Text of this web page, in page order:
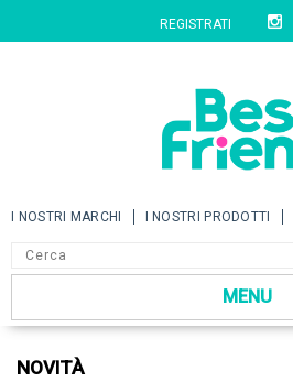
REGISTRATI
I NOSTRI MARCHI I NOSTRI PRODOTTI
MENU
NOVITÀ